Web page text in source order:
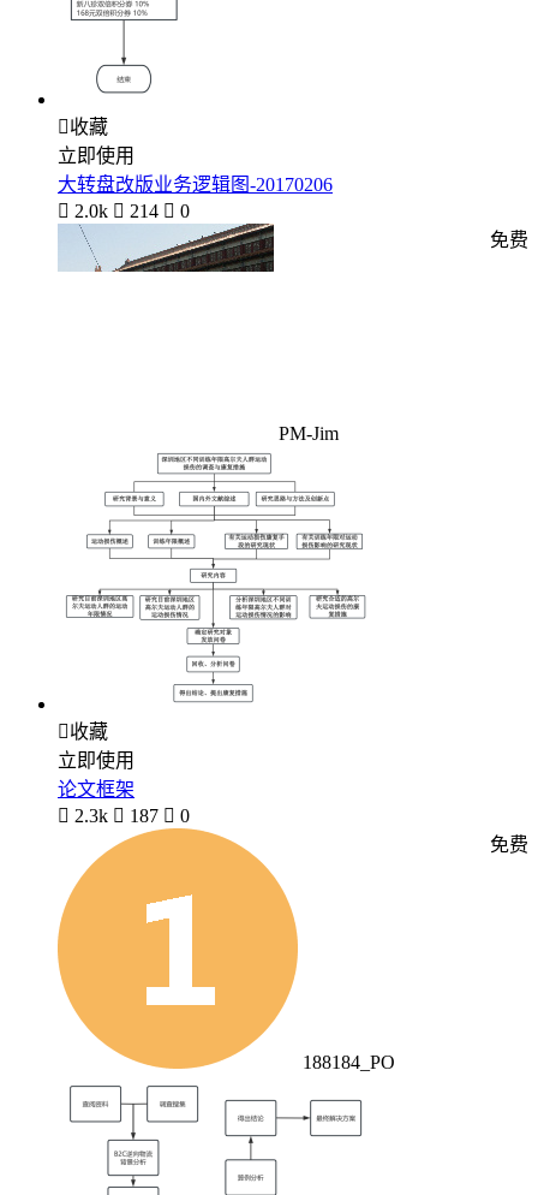
收藏
立即使用
大转盘改版业务逻辑图-20170206
 2.0k  214  0
PM-Jim
免费
收藏
立即使用
论文框架
 2.3k  187  0
188184_PO
免费